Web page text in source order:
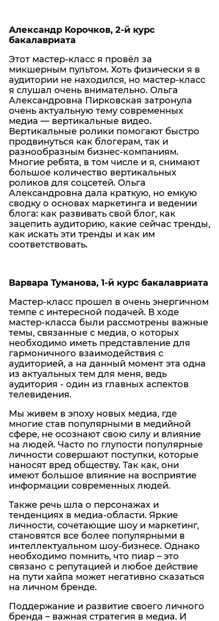
Александр Корочков, 2-й курс
бакалавриата
Этот мастер-класс я провёл за
микшерным пультом. Хоть физически я в
аудитории не находился, но мастер-класс
я слушал очень внимательно. Ольга
Александровна Пирковская затронула
очень актуальную тему современных
медиа — вертикальные видео.
Вертикальные ролики помогают быстро
продвинуться как блогерам, так и
разнообразным бизнес-компаниям.
Многие ребята, в том числе и я, снимают
большое количество вертикальных
роликов для соцсетей. Ольга
Александровна дала краткую, но емкую
сводку о основах маркетинга и ведении
блога: как развивать свой блог, как
зацепить аудиторию, какие сейчас тренды,
как искать эти тренды и как им
соответствовать.
Варвара Туманова, 1-й курс бакалавриата
Мастер-класс прошел в очень энергичном
темпе с интересной подачей. В ходе
мастер-класса были рассмотрены важные
темы, связанные с медиа, о которых
необходимо иметь представление для
гармоничного взаимодействия с
аудиторией, а на данный момент эта одна
из актуальных тем для меня, ведь
аудитория - один из главных аспектов
телевидения.
Мы живем в эпоху новых медиа, где
многие став популярными в медийной
сфере, не осознают свою силу и влияние
на людей. Часто по глупости популярные
личности совершают поступки, которые
наносят вред обществу. Так как, они
имеют большое влияние на восприятие
информации современных людей.
Также речь шла о персонажах и
тенденциях в медиа-области. Яркие
личности, сочетающие шоу и маркетинг,
становятся все более популярными в
интеллектуальном шоу-бизнесе. Однако
необходимо помнить, что пиар – это
связано с репутацией и любое действие
на пути хайпа может негативно сказаться
на личном бренде.
Поддержание и развитие своего личного
бренда – важная стратегия в медиа. И